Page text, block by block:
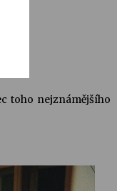
toho nejznámějšího